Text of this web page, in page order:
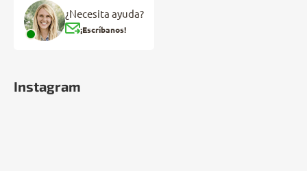
¿Necesita ayuda?
¡Escríbanos!
Instagram